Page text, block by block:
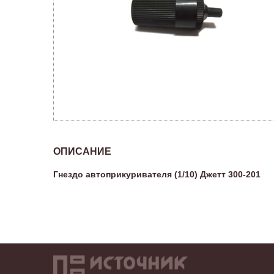
ОПИСАНИЕ
Гнездо автоприкуривателя (1/10) Джетт 300-201